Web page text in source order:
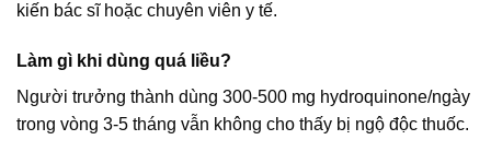
kiến bác sĩ hoặc chuyên viên y tế.
Làm gì khi dùng quá liều?
Người trưởng thành dùng 300-500 mg hydroquinone/ngày
trong vòng 3-5 tháng vẫn không cho thấy bị ngộ độc thuốc.